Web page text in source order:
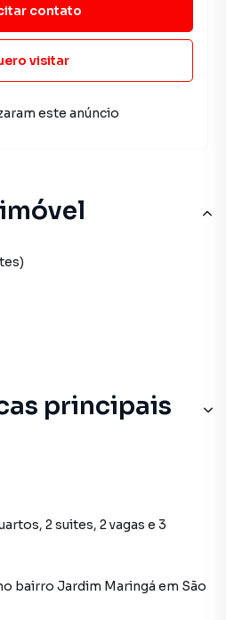
principais
2 suites, 2 vagas e 3
bairro Jardim Maringá em São
contato
visitar
este anúncio